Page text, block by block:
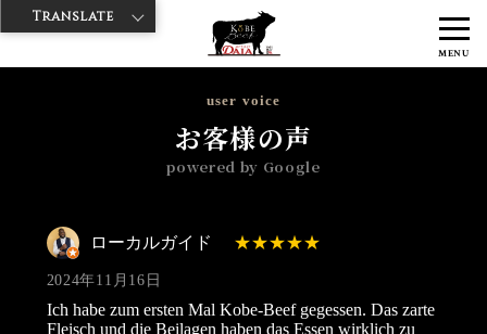
MENU
神戸牛ダイヤ > 神戸牛ダイア 雷門東店
ローカル
user voice
お客様の声
powered by Google
ローカルガイド
2024年11月16日
Ich habe zum ersten Mal Kobe-Beef gegessen. Das zarte
Fleisch und die Beilagen haben das Essen wirklich zu
Translate